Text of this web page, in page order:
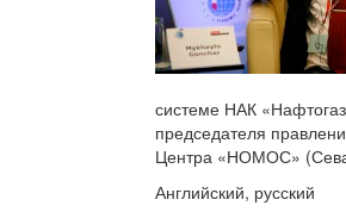
системе НАК
председателя
Центра «НОМОС»
Английский, русский